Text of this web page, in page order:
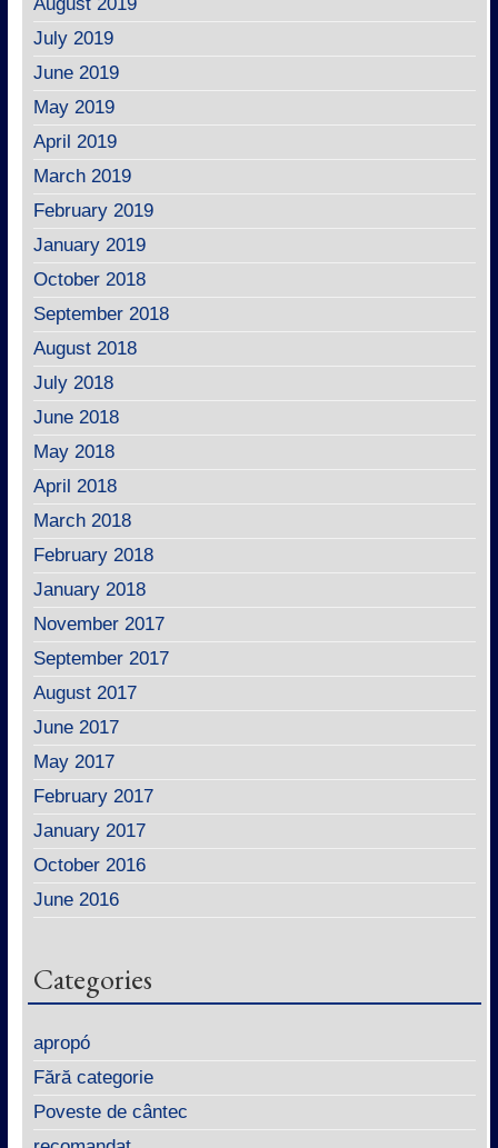
July 2019
June 2019
May 2019
April 2019
March 2019
February 2019
January 2019
October 2018
September 2018
August 2018
July 2018
June 2018
May 2018
April 2018
March 2018
February 2018
January 2018
November 2017
September 2017
August 2017
June 2017
May 2017
February 2017
January 2017
October 2016
June 2016
Categories
apropó
Fără categorie
Poveste de cântec